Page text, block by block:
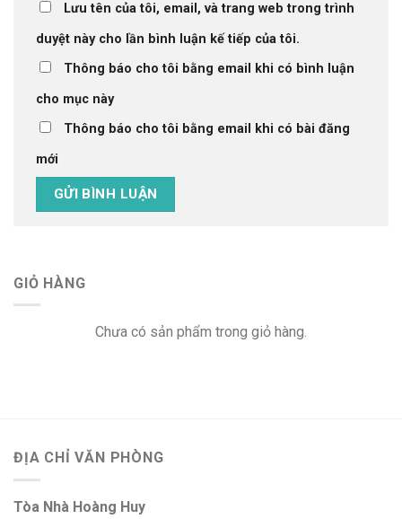
Lưu tên của tôi, email, và trang web trong trình
duyệt này cho lần bình luận kế tiếp của tôi.
Thông báo cho tôi bằng email khi có bình luận
cho mục này
Thông báo cho tôi bằng email khi có bài đăng
mới
GIỎ HÀNG
Chưa có sản phẩm trong giỏ hàng.
ĐỊA CHỈ VĂN PHÒNG
Tòa Nhà Hoàng Huy